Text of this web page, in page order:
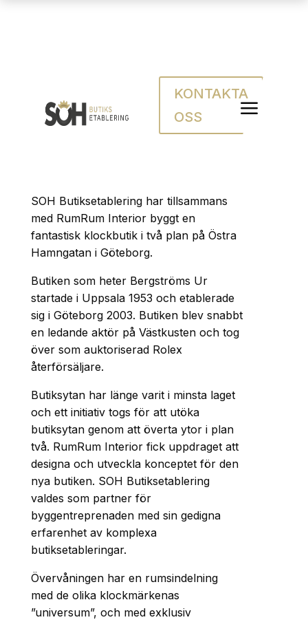
KONTAKTA
OSS
a
Premiumetabler
ing i Göteborgs
SOH Butiksetablering har tillsammans
med RumRum Interior byggt en
fantastisk klockbutik i två plan på Östra
Hamngatan i Göteborg.
Butiken som heter Bergströms Ur
startade i Uppsala 1953 och etablerade
sig i Göteborg 2003. Butiken blev snabbt
en ledande aktör på Västkusten och tog
över som auktoriserad Rolex
återförsäljare.
Butiksytan har länge varit i minsta laget
och ett initiativ togs för att utöka
butiksytan genom att överta ytor i plan
två. RumRum Interior fick uppdraget att
designa och utveckla konceptet för den
nya butiken. SOH Butiksetablering
valdes som partner för
byggentreprenaden med sin gedigna
erfarenhet av komplexa
butiksetableringar.
Övervåningen har en rumsindelning
med de olika klockmärkenas
”universum”, och med exklusiv